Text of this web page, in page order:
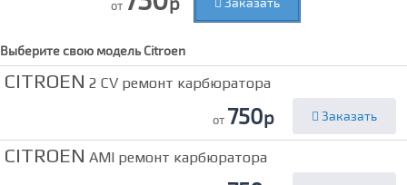
от
Выберите свою модельCitroen
CITROEN 2 CV ремонт карбюратора
от 750р Заказать
CITROEN AMI ремонт карбюратора